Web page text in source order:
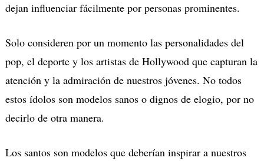
dejan influenciar fácilmente por personas prominentes.
Solo consideren por un momento las personalidades del
pop, el deporte y los artistas de Hollywood que capturan la
atención y la admiración de nuestros jóvenes. No todos
estos ídolos son modelos sanos o dignos de elogio, por no
decirlo de otra manera.
Los santos son modelos que deberían inspirar a nuestros